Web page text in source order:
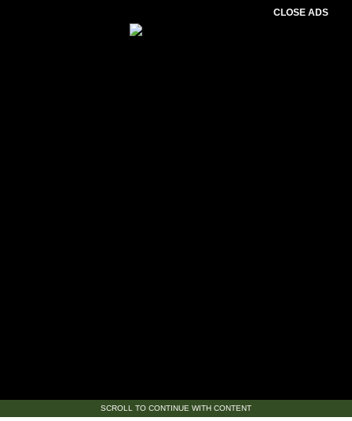
CLOSE ADS
SCROLL TO CONTINUE WITH CONTENT